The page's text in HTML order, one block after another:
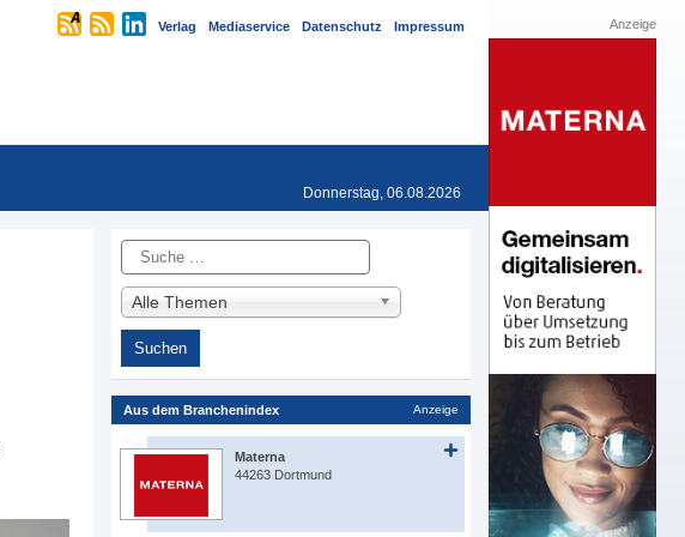
Verlag Mediaservice Datenschutz Impressum
Donnerstag, 06.08.2026
Suche
Alle Themen
Aus dem Branchenindex Anzeige
Materna
44263 Dortmund
Anzeige